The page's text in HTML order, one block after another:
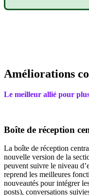
Améliorations
Le meilleur allié pour
Boîte de réception
La boîte de réception
nouvelle version de la
peuvent suivre le niveau
reprend les meilleures
nouveautés pour intégrer
posts), conversations